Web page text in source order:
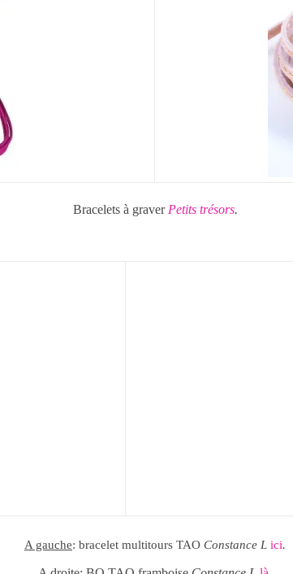
Bracelets à graver Petits trésors.
A gauche: bracelet multitours TAO Constance L ici.